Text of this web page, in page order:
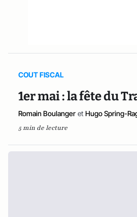
COUT FISCAL
1er mai : la fête du
Romain Boulanger et Hugo Spring-
5 min de lecture